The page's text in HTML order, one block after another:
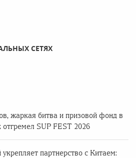
СЕТЯХ
жаркая битва и призовой фонд в
отгремел SUP FEST 2026
партнерство с Китаем: